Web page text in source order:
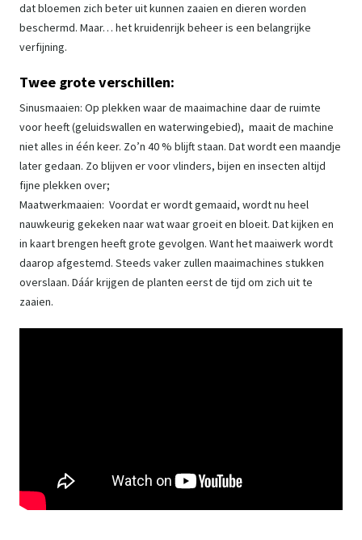
dat bloemen zich beter uit kunnen zaaien en dieren worden
beschermd. Maar… het kruidenrijk beheer is een belangrijke
verfijning.
Twee grote verschillen:
Sinusmaaien: Op plekken waar de maaimachine daar de ruimte
voor heeft (geluidswallen en waterwingebied), maait de machine
niet alles in één keer. Zo’n 40 % blijft staan. Dat wordt een maandje
later gedaan. Zo blijven er voor vlinders, bijen en insecten altijd
fijne plekken over;
Maatwerkmaaien: ​Voordat er wordt gemaaid, wordt nu heel
nauwkeurig gekeken naar wat waar groeit en bloeit. Dat kijken en
in kaart brengen heeft grote gevolgen. Want het maaiwerk wordt
daarop afgestemd. Steeds vaker zullen maaimachines stukken
overslaan. Dáár krijgen de planten eerst de tijd om zich uit te
zaaien.